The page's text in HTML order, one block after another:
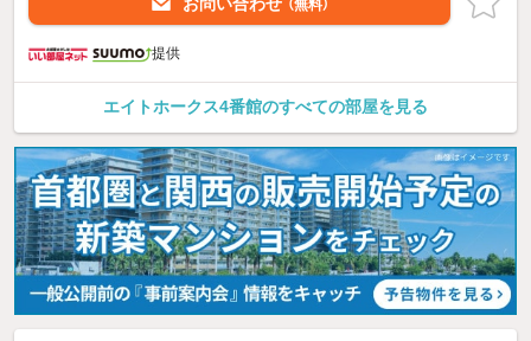
お問い合わせ （無料）
提供
エイトホークス4番館のすべての部屋を見る